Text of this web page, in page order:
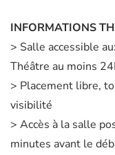
INFORMATIONS
> Salle accessible
Théâtre au moins
> Placement libre,
visibilité
> Accès à la salle
minutes avant le